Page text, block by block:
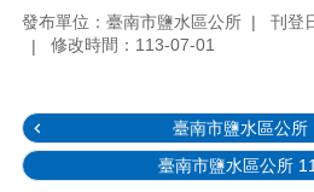
發布單位：臺南市鹽水區公所
刊登
修改時間：113-07-01
臺南市鹽水區公所
臺南市鹽水區公所